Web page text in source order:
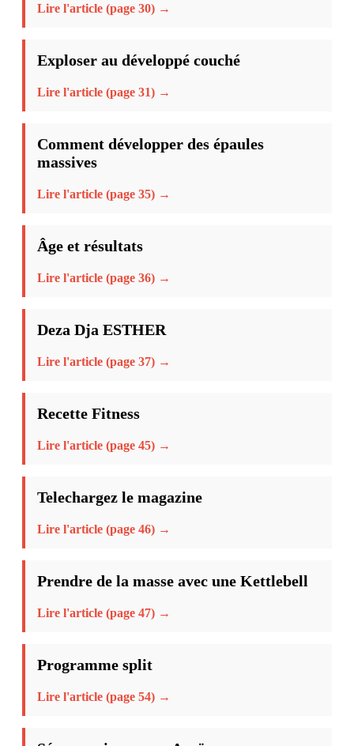
Lire l'article (page 30) →
Exploser au développé couché
Lire l'article (page 31) →
Comment développer des épaules
massives
Lire l'article (page 35) →
Âge et résultats
Lire l'article (page 36) →
Deza Dja ESTHER
Lire l'article (page 37) →
Recette Fitness
Lire l'article (page 45) →
Telechargez le magazine
Lire l'article (page 46) →
Prendre de la masse avec une Kettlebell
Lire l'article (page 47) →
Programme split
Lire l'article (page 54) →